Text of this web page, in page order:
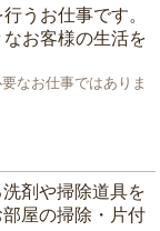
行うお仕事です。
お客様の生活を
なお仕事ではありま
剤や掃除道具を
屋の掃除・片付